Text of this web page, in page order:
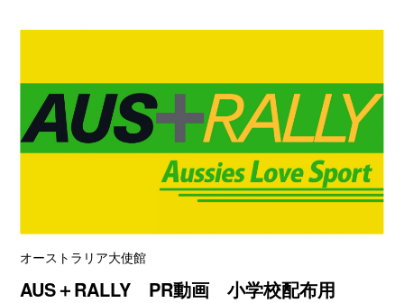
オーストラリア大使館
AUS＋RALLY PR動画 小学校配布用